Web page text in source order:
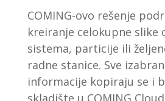
COMING-ovo rešenje
kreiranje celokupne slike
sistema, particije ili
radne stanice. Sve
informacije kopiraju se i
skladište u COMING